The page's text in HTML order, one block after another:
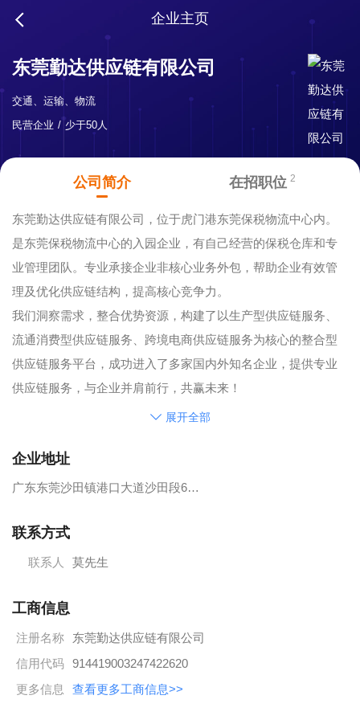
企业主页
东莞勤达供应链有限公司
交通、运输、物流
民营企业
少于50人
公司简介 在招职位 2
东莞勤达供应链有限公司，位于虎门港东莞保税物流中心内。
是东莞保税物流中心的入园企业，有自己经营的保税仓库和专
业管理团队。专业承接企业非核心业务外包，帮助企业有效管
理及优化供应链结构，提高核心竞争力。
我们洞察需求，整合优势资源，构建了以生产型供应链服务、
流通消费型供应链服务、跨境电商供应链服务为核心的整合型
供应链服务平台，成功进入了多家国内外知名企业，提供专业
供应链服务，与企业并肩前行，共赢未来！
展开全部
企业地址
广东东莞沙田镇港口大道沙田段668号3号楼121室
联系方式
联系人 莫先生
工商信息
注册名称
东莞勤达供应链有限公司
信用代码 914419003247422620
更多信息
查看更多工商信息>>